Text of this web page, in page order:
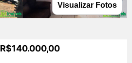
Visualizar Fotos
R$140.000,00